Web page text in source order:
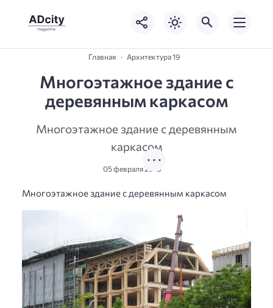
Главная Архитектура 19
Многоэтажное здание с
деревянным каркасом
Многоэтажное здание с деревянным
каркасом
05 февраля 2018
Многоэтажное здание с деревянным каркасом